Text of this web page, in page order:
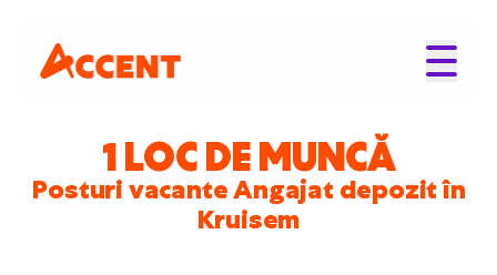
1 LOC DE MUNCĂ
Posturi vacante Angajat depozit în
Kruisem